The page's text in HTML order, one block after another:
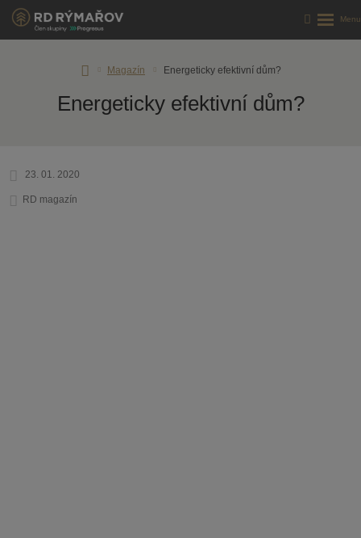
Magazín Energeticky efektivní dům?
Energeticky efektivní dům?
23. 01. 2020
RD magazín